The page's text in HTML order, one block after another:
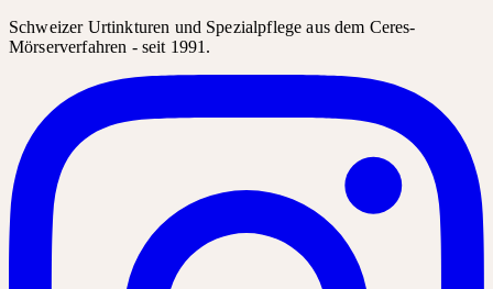
Schweizer Urtinkturen und Spezialpflege aus dem Ceres-
Mörserverfahren - seit 1991.